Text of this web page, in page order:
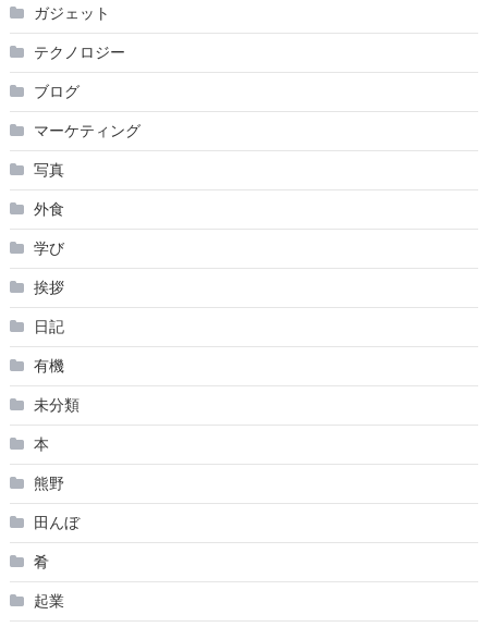
ガジェット
テクノロジー
ブログ
マーケティング
写真
外食
学び
挨拶
日記
有機
未分類
本
熊野
田んぼ
肴
起業